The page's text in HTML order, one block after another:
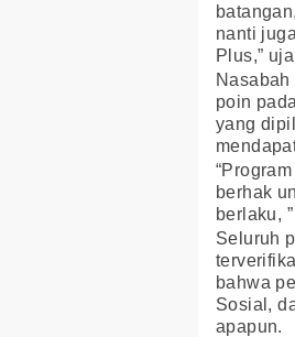
nanti
Plus,”
poin
yang
berhak
berlaku,
Seluruh
bahwa
Sosial,
apapun.